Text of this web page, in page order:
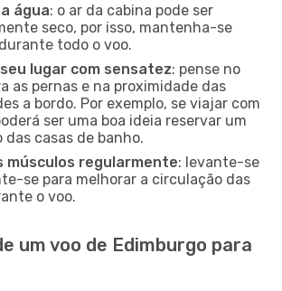
água: o ar da cabina pode ser
seco, por isso, mantenha-se
todo o voo.
lugar com sensatez: pense no
as pernas e na proximidade das
a bordo. Por exemplo, se viajar com
ser uma boa ideia reservar um
das casas de banho.
músculos regularmente: levante-se
se para melhorar a circulação das
o voo.
um voo de Edimburgo para